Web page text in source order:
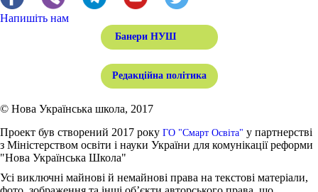
Напишіть нам
Банери НУШ
Редакційна політика
© Нова Українська школа, 2017
Проект був створений 2017 року ГО "Смарт Освіта" у партнерстві
з Міністерством освіти і науки України для комунікації реформи
"Нова Українська Школа"
Усі виключні майнові й немайнові права на текстові матеріали,